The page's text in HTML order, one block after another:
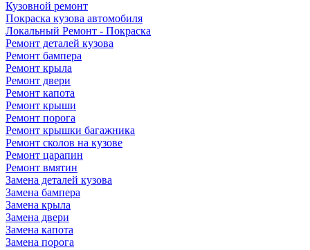
Кузовной ремонт
Покраска кузова автомобиля
Локальный Ремонт - Покраска
Ремонт деталей кузова
Ремонт бампера
Ремонт крыла
Ремонт двери
Ремонт капота
Ремонт крыши
Ремонт порога
Ремонт крышки багажника
Ремонт сколов на кузове
Ремонт царапин
Ремонт вмятин
Замена деталей кузова
Замена бампера
Замена крыла
Замена двери
Замена капота
Замена порога